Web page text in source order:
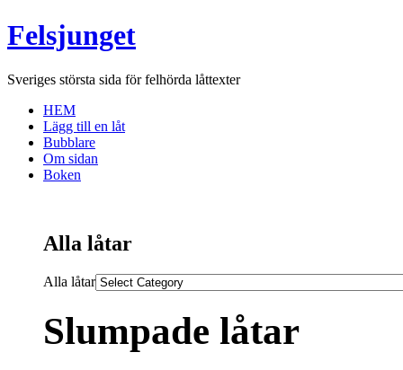
Felsjunget
Sveriges största sida för felhörda låttexter
HEM
Lägg till en låt
Bubblare
Om sidan
Boken
Alla låtar
Alla låtar
Slumpade låtar